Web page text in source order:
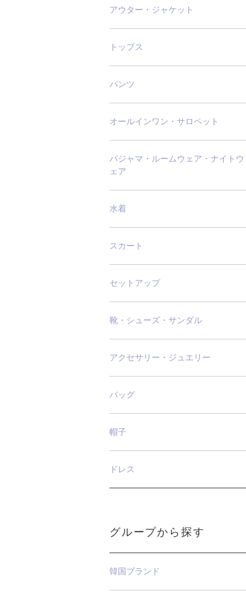
アウター・ジャケット
トップス
パンツ
オールインワン・サロペット
パジャマ・ルームウェア・ナイトウ
ェア
水着
スカート
セットアップ
靴・シューズ・サンダル
アクセサリー・ジュエリー
バッグ
帽子
ドレス
グループから探す
韓国ブランド